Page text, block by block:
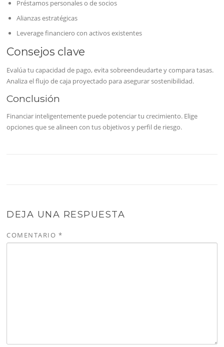
Préstamos personales o de socios
Alianzas estratégicas
Leverage financiero con activos existentes
Consejos clave
Evalúa tu capacidad de pago, evita sobreendeudarte y compara tasas.
Analiza el flujo de caja proyectado para asegurar sostenibilidad.
Conclusión
Financiar inteligentemente puede potenciar tu crecimiento. Elige
opciones que se alineen con tus objetivos y perfil de riesgo.
DEJA UNA RESPUESTA
COMENTARIO *